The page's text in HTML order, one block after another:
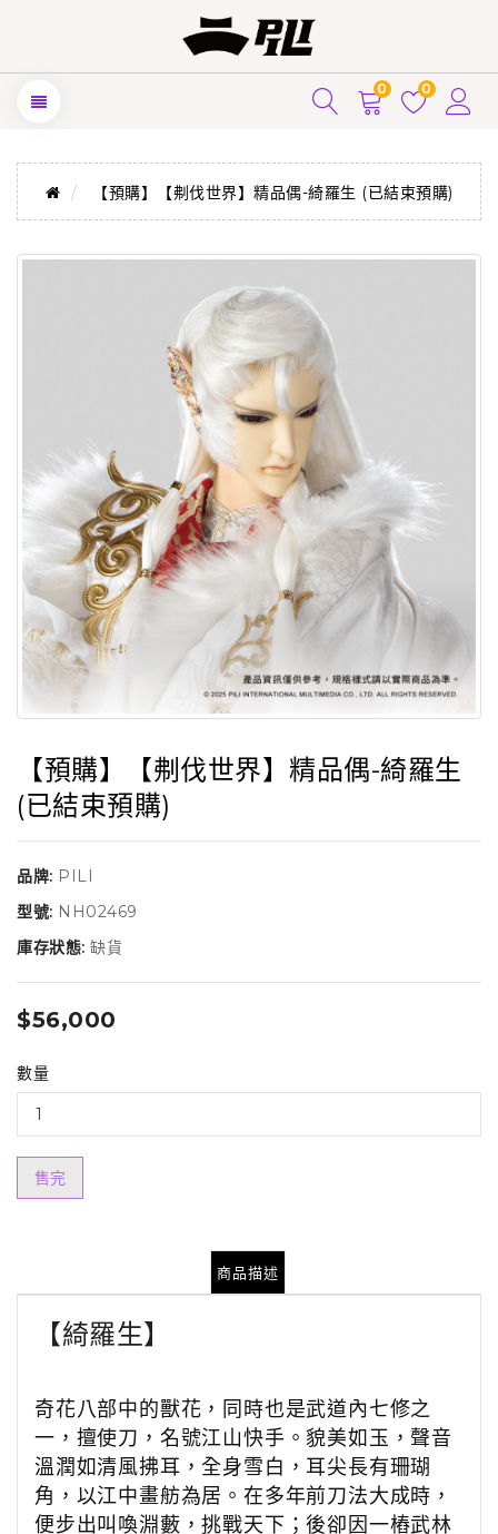
0 0
【預購】【刜伐世界】精品偶-綺羅生 (已結束預購)
【預購】【刜伐世界】精品偶-綺羅生
(已結束預購)
品牌: PILI
型號: NH02469
庫存狀態: 缺貨
$56,000
數量
售完
商品描述
【綺羅生】
奇花八部中的獸花，同時也是武道內七修之
一，擅使刀，名號江山快手。貌美如玉，聲音
溫潤如清風拂耳，全身雪白，耳尖長有珊瑚
角，以江中畫舫為居。在多年前刀法大成時，
便步出叫喚淵藪，挑戰天下；後卻因一樁武林